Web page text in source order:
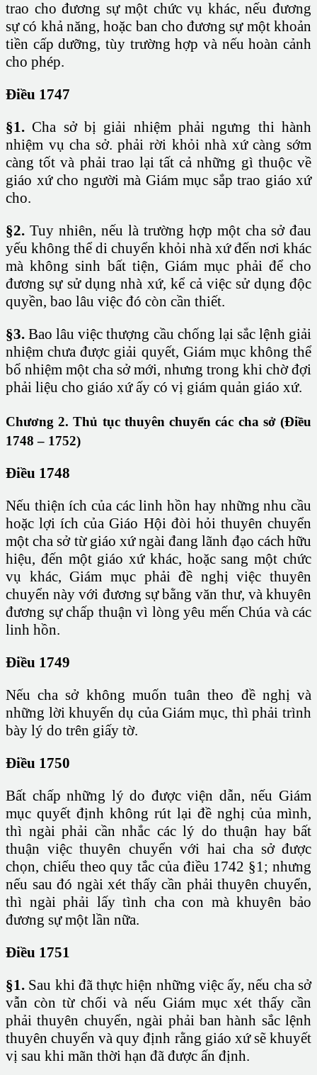
trao cho đương sự một chức vụ khác, nếu đương
sự có khả năng, hoặc ban cho đương sự một khoản
tiền cấp dưỡng, tùy trường hợp và nếu hoàn cảnh
cho phép.
Điều 1747
§1. Cha sở bị giải nhiệm phải ngưng thi hành
nhiệm vụ cha sở. phải rời khỏi nhà xứ càng sớm
càng tốt và phải trao lại tất cả những gì thuộc về
giáo xứ cho người mà Giám mục sắp trao giáo xứ
cho.
§2. Tuy nhiên, nếu là trường hợp một cha sở đau
yếu không thể di chuyển khỏi nhà xứ đến nơi khác
mà không sinh bất tiện, Giám mục phải để cho
đương sự sử dụng nhà xứ, kể cả việc sử dụng độc
quyền, bao lâu việc đó còn cần thiết.
§3. Bao lâu việc thượng cầu chống lại sắc lệnh giải
nhiệm chưa được giải quyết, Giám mục không thể
bổ nhiệm một cha sở mới, nhưng trong khi chờ đợi
phải liệu cho giáo xứ ấy có vị giám quản giáo xứ.
Chương 2. Thủ tục thuyên chuyển các cha sở (Điều
1748 – 1752)
Điều 1748
Nếu thiện ích của các linh hồn hay những nhu cầu
hoặc lợi ích của Giáo Hội đòi hỏi thuyên chuyển
một cha sở từ giáo xứ ngài đang lãnh đạo cách hữu
hiệu, đến một giáo xứ khác, hoặc sang một chức
vụ khác, Giám mục phải đề nghị việc thuyên
chuyển này với đương sự bằng văn thư, và khuyên
đương sự chấp thuận vì lòng yêu mến Chúa và các
linh hồn.
Điều 1749
Nếu cha sở không muốn tuân theo đề nghị và
những lời khuyến dụ của Giám mục, thì phải trình
bày lý do trên giấy tờ.
Điều 1750
Bất chấp những lý do được viện dẫn, nếu Giám
mục quyết định không rút lại đề nghị của mình,
thì ngài phải cần nhắc các lý do thuận hay bất
thuận việc thuyên chuyển với hai cha sở được
chọn, chiếu theo quy tắc của điều 1742 §1; nhưng
nếu sau đó ngài xét thấy cần phải thuyên chuyển,
thì ngài phải lấy tình cha con mà khuyên bảo
đương sự một lần nữa.
Điều 1751
§1. Sau khi đã thực hiện những việc ấy, nếu cha sở
vẫn còn từ chối và nếu Giám mục xét thấy cần
phải thuyên chuyển, ngài phải ban hành sắc lệnh
thuyên chuyển và quy định rằng giáo xứ sẽ khuyết
vị sau khi mãn thời hạn đã được ấn định.